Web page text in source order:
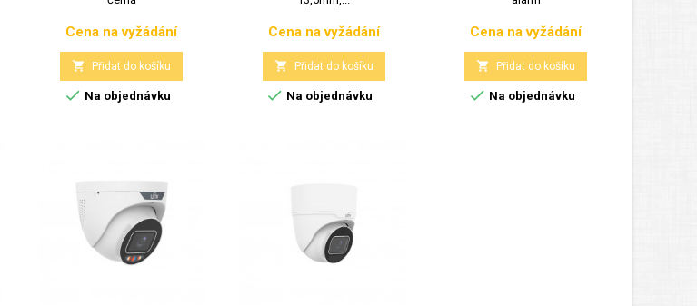
Cena
Cena na vyžádání
 Přidat do košíku
 Na objednávku
Cena
Cena na vyžádání
 Přidat do košíku
 Na objednávku
Cena
Cena na vyžádání
 Přidat do košíku
 Na objednávku